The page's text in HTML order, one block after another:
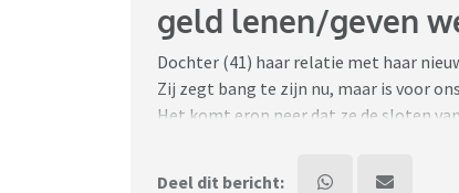
geld lenen/geven
Dochter (41) haar relatie met haar
Zij zegt bang te zijn nu, maar is voor
Het komt erop neer dat ze de sloten
Deel dit bericht: